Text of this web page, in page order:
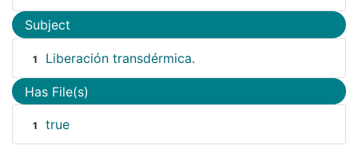
Subject
1 Liberación transdérmica.
Has File(s)
1 true